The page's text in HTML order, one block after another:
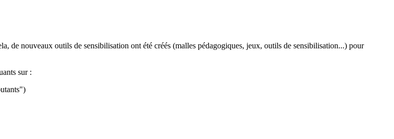
de nouveaux outils de sensibilisation ont été créés (malles pédagogiques, jeux, outils de sensibilisation...) pour
sur :